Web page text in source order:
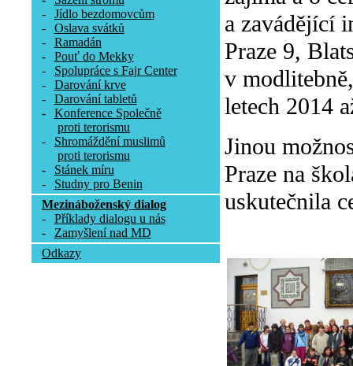
-
Jídlo bezdomovcům
-
Oslava svátků
-
Ramadán
-
Pouť do Mekky
-
Spolupráce s Fajr Center
-
Darování krve
-
Darování tabletů
-
Konference Společně
proti terorismu
-
Shromáždění muslimů
proti terorismu
-
Stánek míru
-
Studny pro Benin
Mezináboženský dialog
-
Příklady dialogu u nás
-
Zamyšlení nad MD
Odkazy
a zavádějící
Praze 9,
v
letech 2014
Jinou
Praze na
uskutečnila